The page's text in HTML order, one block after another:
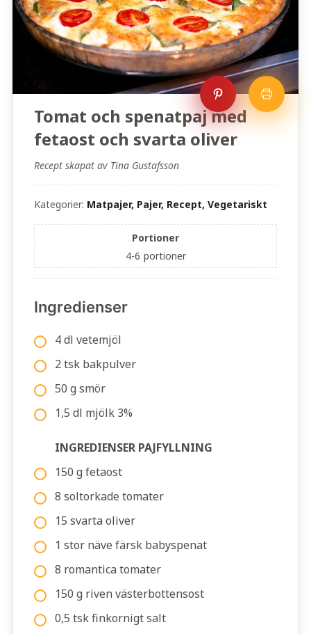
Tomat och spenatpaj med
fetaost och svarta oliver
Recept skapat av Tina Gustafsson
Kategorier: Matpajer, Pajer, Recept, Vegetariskt
Portioner
4-6 portioner
Ingredienser
4 dl vetemjöl
2 tsk bakpulver
50 g smör
1,5 dl mjölk 3%
INGREDIENSER PAJFYLLNING
150 g fetaost
8 soltorkade tomater
15 svarta oliver
1 stor näve färsk babyspenat
8 romantica tomater
150 g riven västerbottensost
0,5 tsk finkornigt salt